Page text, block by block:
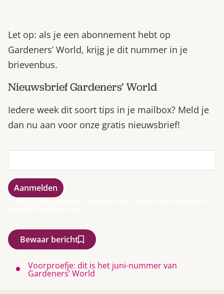
Let op: als je een abonnement hebt op
Gardeners’ World, krijg je dit nummer in je
brievenbus.
Nieuwsbrief Gardeners’ World
Iedere week dit soort tips in je mailbox? Meld je
dan nu aan voor onze gratis nieuwsbrief!
Bewaar bericht
Voorproefje: dit is het juni-nummer van
Gardeners’ World